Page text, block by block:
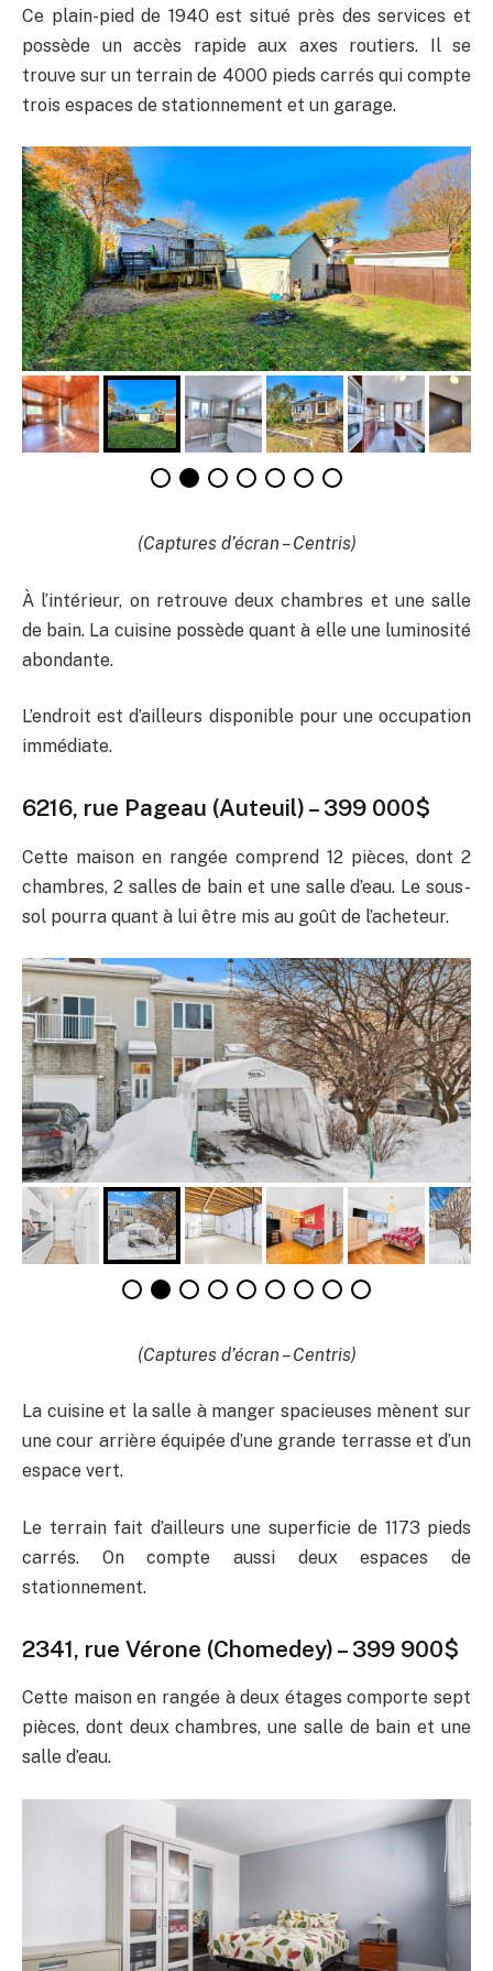
Ce plain-pied de 1940 est situé près des services et
possède un accès rapide aux axes routiers. Il se
trouve sur un terrain de 4000 pieds carrés qui compte
trois espaces de stationnement et un garage.
(Captures d’écran – Centris)
À l’intérieur, on retrouve deux chambres et une salle
de bain. La cuisine possède quant à elle une luminosité
abondante.
L’endroit est d’ailleurs disponible pour une occupation
immédiate.
6216, rue Pageau (Auteuil) – 399 000$
Cette maison en rangée comprend 12 pièces, dont 2
chambres, 2 salles de bain et une salle d’eau. Le sous-
sol pourra quant à lui être mis au goût de l’acheteur.
(Captures d’écran – Centris)
La cuisine et la salle à manger spacieuses mènent sur
une cour arrière équipée d’une grande terrasse et d’un
espace vert.
Le terrain fait d’ailleurs une superficie de 1173 pieds
carrés. On compte aussi deux espaces de
stationnement.
2341, rue Vérone (Chomedey) – 399 900$
Cette maison en rangée à deux étages comporte sept
pièces, dont deux chambres, une salle de bain et une
salle d’eau.